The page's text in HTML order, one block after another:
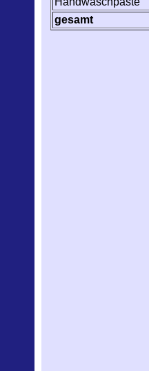
gesamt